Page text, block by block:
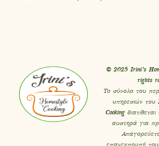
© 2025 Irini’s
rights
Το σύνολο του
υπηρεσιών του
Cooking
αυστηρά για
επανεκπομπή